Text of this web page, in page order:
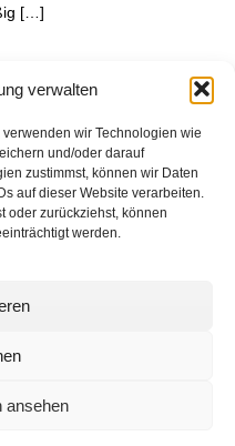
verwalten
wir Technologien wie
und/oder darauf
zustimmst, können wir Daten
auf dieser Website verarbeiten.
oder zurückziehst, können
werden.
ansehen
[…]
| Artist
- Kai Manke